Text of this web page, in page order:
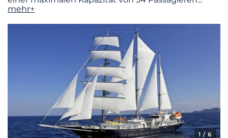
mehr+
1 / 6